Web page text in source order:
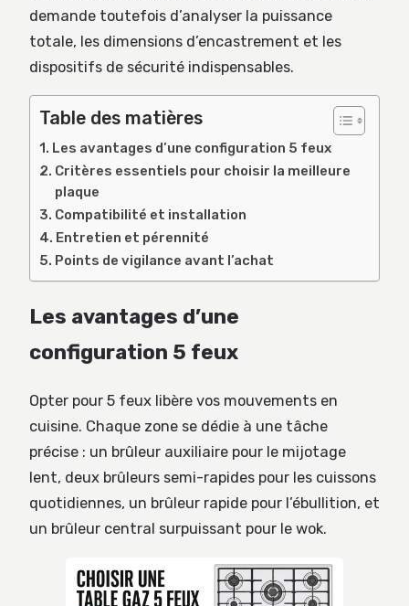
demande toutefois d’analyser la puissance
totale, les dimensions d’encastrement et les
dispositifs de sécurité indispensables.
Table des matières
Les avantages d’une configuration 5 feux
Critères essentiels pour choisir la meilleure
plaque
Compatibilité et installation
Entretien et pérennité
Points de vigilance avant l’achat
Les avantages d’une
configuration 5 feux
Opter pour 5 feux libère vos mouvements en
cuisine. Chaque zone se dédie à une tâche
précise : un brûleur auxiliaire pour le mijotage
lent, deux brûleurs semi-rapides pour les cuissons
quotidiennes, un brûleur rapide pour l’ébullition, et
un brûleur central surpuissant pour le wok.